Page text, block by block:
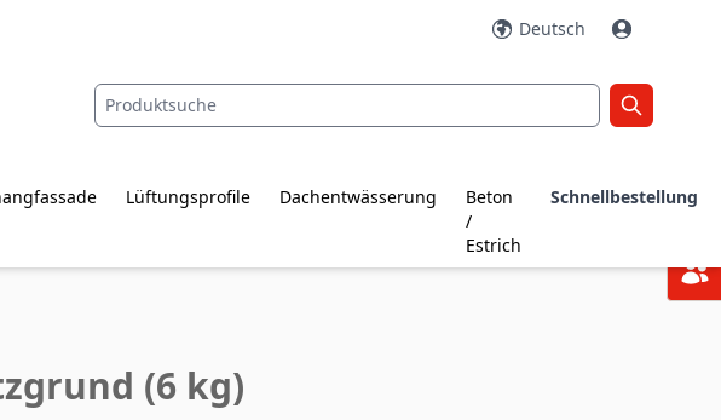
Deutsch
Lüftungsprofile Dachentwässerung
Beton
/
Estrich
Schnellbestellung
(6 kg)